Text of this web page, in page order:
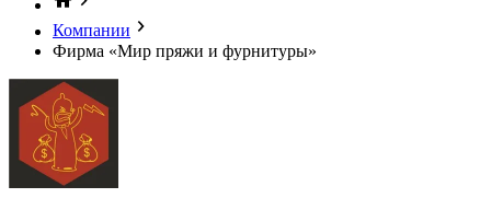
Компании
Фирма «Мир пряжи и фурнитуры»